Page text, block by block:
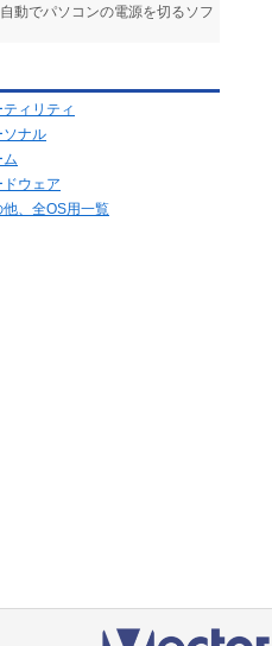
動でパソコンの電源を切るソフ
ティリティ
ソナル
ム
ドウェア
他、全OS用一覧